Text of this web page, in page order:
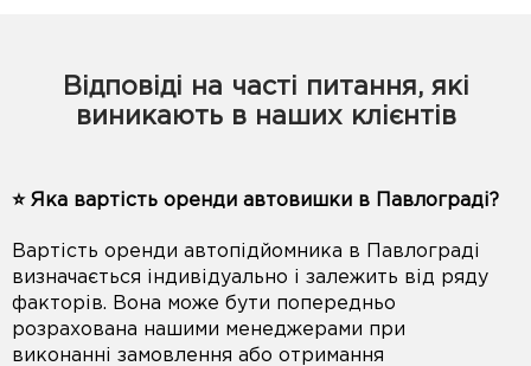
Відповіді на часті питання, які
виникають в наших клієнтів
⭐️ Яка вартість оренди автовишки в Павлограді?
Вартість оренди автопідйомника в Павлограді
визначається індивідуально і залежить від ряду
факторів. Вона може бути попередньо
розрахована нашими менеджерами при
виконанні замовлення або отримання